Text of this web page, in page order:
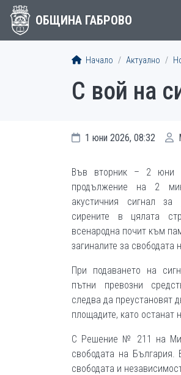
ОБЩИНА ГАБРОВО
Начало Актуално
С вой на
1 юни 2026, 08:32
Във вторник – 2 юни
продължение на 2
акустичния сигнал за
сирените в цялата
всенародна почит към
загиналите за свободата
При подаването на
пътни превозни
следва да преустановят
площадите, като останат
С Решение № 211 на
свободата на
свободата и